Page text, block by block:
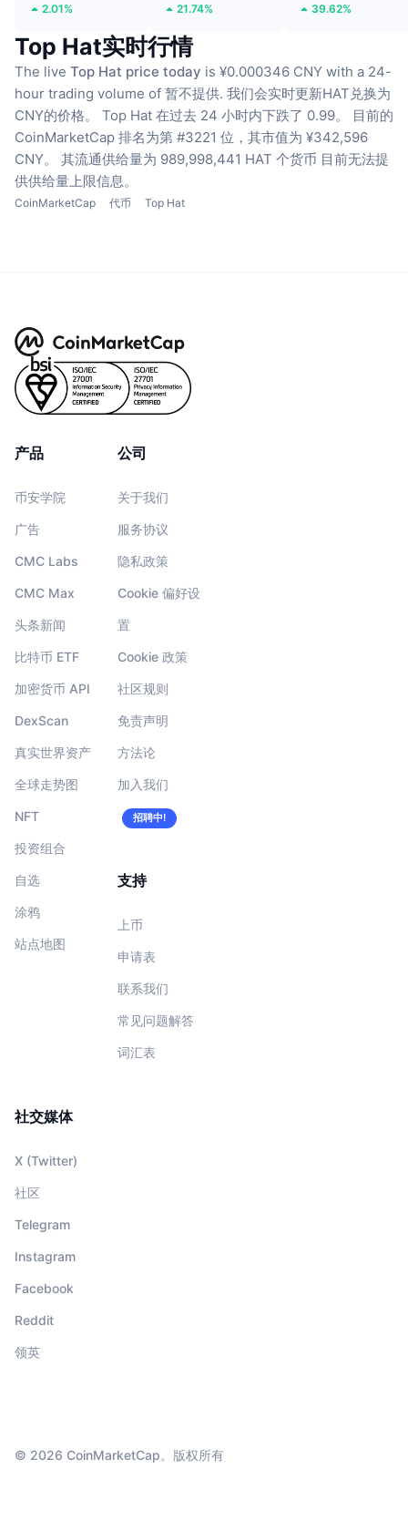
2.01% 21.74% 39.62%
Top Hat实时行情
The live Top Hat price today is ¥0.000346 CNY with a 24-
hour trading volume of 暂不提供. 我们会实时更新HAT兑换为
CNY的价格。
Top Hat 在过去 24 小时内下跌了 0.99。
目前的
CoinMarketCap 排名为第 #3221 位，其市值为 ¥342,596
CNY。
其流通供给量为 989,998,441 HAT 个货币 目前无法提
供供给量上限信息。
CoinMarketCap 代币 Top Hat
产品
币安学院
广告
CMC Labs
CMC Max
头条新闻
比特币 ETF
加密货币 API
DexScan
真实世界资产
全球走势图
NFT
投资组合
自选
涂鸦
站点地图
公司
关于我们
服务协议
隐私政策
Cookie 偏好设
置
Cookie 政策
社区规则
免责声明
方法论
加入我们
招聘中!
支持
上币
申请表
联系我们
常见问题解答
词汇表
社交媒体
X (Twitter)
社区
Telegram
Instagram
Facebook
Reddit
领英
© 2026 CoinMarketCap。版权所有